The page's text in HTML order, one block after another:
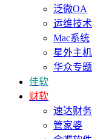
泛微OA
运维技术
Mac系统
星外主机
华众专题
佳软
财软
速达财务
管家婆